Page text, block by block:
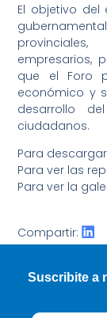
El objetivo
empresarios,
que el Foro
económico y
desarrollo
ciudadanos.
Para
Para ver las
Para ver la
Compartir:
Suscribite a